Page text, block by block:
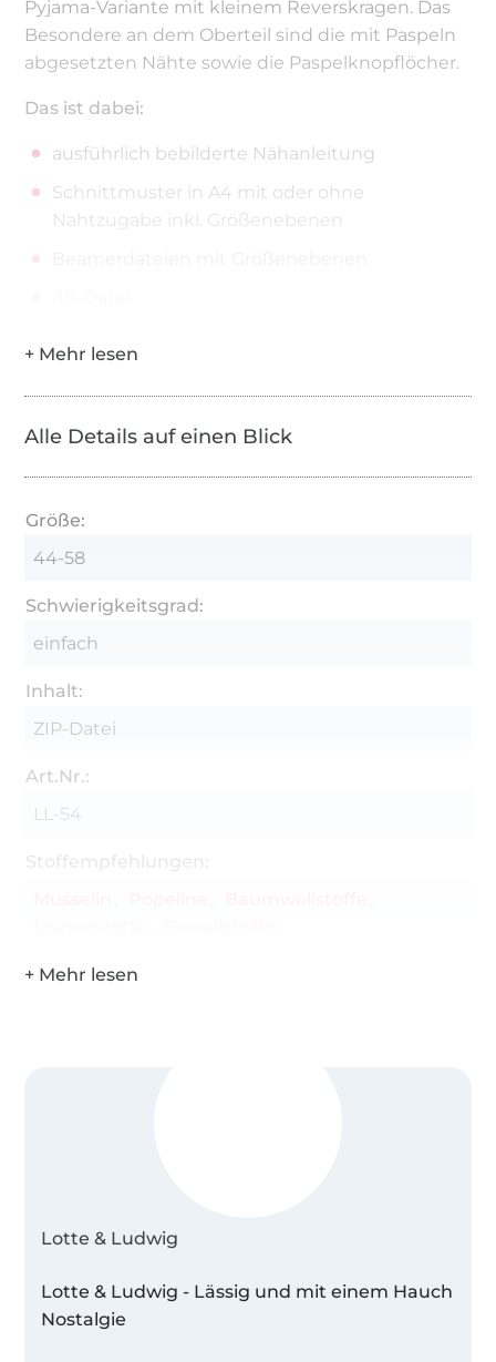
Pyjama-Variante mit kleinem Reverskragen. Das
Besondere an dem Oberteil sind die mit Paspeln
abgesetzten Nähte sowie die Paspelknopflöcher.
Das ist dabei:
ausführlich bebilderte Nähanleitung
Schnittmuster in A4 mit oder ohne
Nahtzugabe inkl. Größenebenen
Alle Details auf einen Blick
Größe:
44-58
Schwierigkeitsgrad:
einfach
Inhalt:
ZIP-Datei
Art.Nr.:
LL-54
Stoffempfehlungen:
Lotte & Ludwig
Lotte & Ludwig - Lässig und mit einem Hauch
Nostalgie